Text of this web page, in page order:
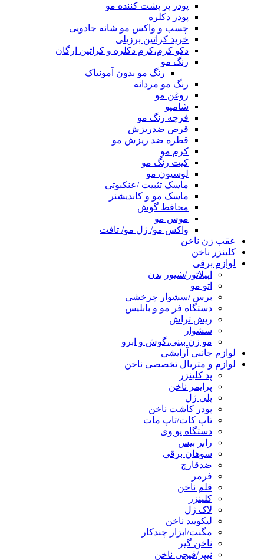
پودر پر پشت کننده مو
پودر دکلره
چسب و واکس مو شانه جادویی
خرید کراتین برزیلی
دکو کرم،کرم دکلره و کراتین ارگان
رنگ مو
رنگ مو بدون آمونیاک
رنگ مو مردانه
روغن مو
شامپو
فرچه رنگ مو
قرص ضدریزش
قطره ضد ریزش مو
کرم مو
کیت رنگ مو
لوسیون مو
ماسک تثبیت /عنکبوتی
ماسک مو و کاندیشنر
محافظ گوش
موس مو
واکس مو/ ژل مو/ تافت
عقب زن ناخن
کلینزر ناخن
لوازم برقی
اپیلاتور/شیور بدن
اتو مو
برس /سشوار چرخشی
دستگاه فر مو و بابلیس
ریش تراش
سشوار
مو زن بینی،گوش و ابرو
لوازم جانبی آرایشی
لوازم و متریال تخصصی ناخن
پد کلینزر
پرایمر ناخن
پلی ژل
پودر کاشت ناخن
تاپ کات/تاپ مات
دستگاه یو وی
رابر بیس
سوهان برقی
ضدقارچ
فرمر
قلم ناخن
کلینزر
لاک ژل
لیکوييد ناخن
مگنت/ابزار چندکار
ناخن گیر
نیپر/قیچی ناخن